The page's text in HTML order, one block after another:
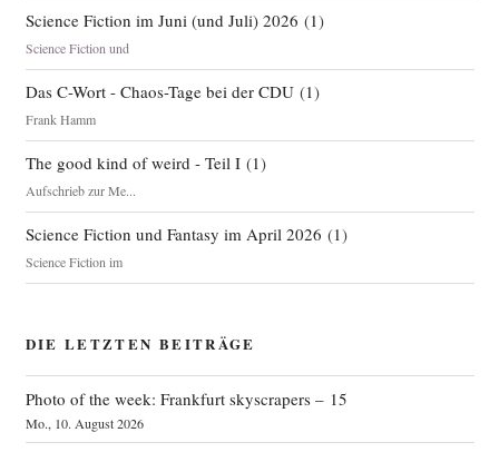
Science Fiction im Juni (und Juli) 2026 (1)
Science Fiction und
Das C-Wort - Chaos-Tage bei der CDU(1)
Frank Hamm
The good kind of weird - Teil I(1)
Aufschrieb zur Me...
Science Fiction und Fantasy im April 2026 (1)
Science Fiction im
DIE LETZTEN BEITRÄGE
Photo of the week: Frankfurt skyscrapers – 15
Mo., 10. August 2026